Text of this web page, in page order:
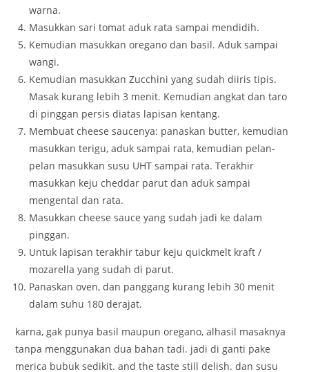
warna.
Masukkan sari tomat aduk rata sampai mendidih.
Kemudian masukkan oregano dan basil. Aduk sampai
wangi.
Kemudian masukkan Zucchini yang sudah diiris tipis.
Masak kurang lebih 3 menit. Kemudian angkat dan taro
di pinggan persis diatas lapisan kentang.
Membuat cheese saucenya: panaskan butter, kemudian
masukkan terigu, aduk sampai rata, kemudian pelan-
pelan masukkan susu UHT sampai rata. Terakhir
masukkan keju cheddar parut dan aduk sampai
mengental dan rata.
Masukkan cheese sauce yang sudah jadi ke dalam
pinggan.
Untuk lapisan terakhir tabur keju quickmelt kraft /
mozarella yang sudah di parut.
Panaskan oven, dan panggang kurang lebih 30 menit
dalam suhu 180 derajat.
karna, gak punya basil maupun oregano, alhasil masaknya
tanpa menggunakan dua bahan tadi. jadi di ganti pake
merica bubuk sedikit. and the taste still delish. dan susu